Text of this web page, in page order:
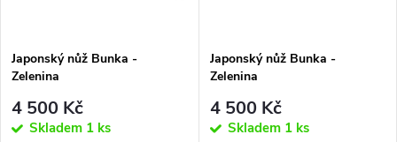
Japonský nůž Bunka -
Zelenina
4 500 Kč
Skladem 1 ks
Japonský nůž Bunka -
Zelenina
4 500 Kč
Skladem 1 ks